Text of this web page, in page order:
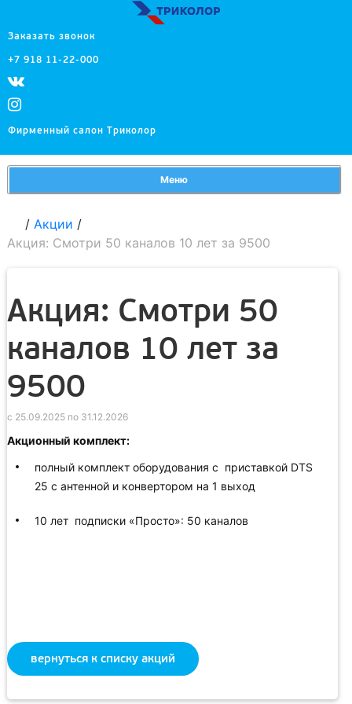
Заказать звонок
+7 918 11-22-000
Фирменный салон Триколор
Меню
/ Акции /
Акция: Смотри 50 каналов 10 лет за 9500
Акция: Смотри 50
каналов 10 лет за
9500
с 25.09.2025 по 31.12.2026
Акционный комплект:
полный комплект оборудования с приставкой DTS
25 с антенной и конвертором на 1 выход
10 лет подписки «Просто»: 50 каналов
вернуться к списку акций